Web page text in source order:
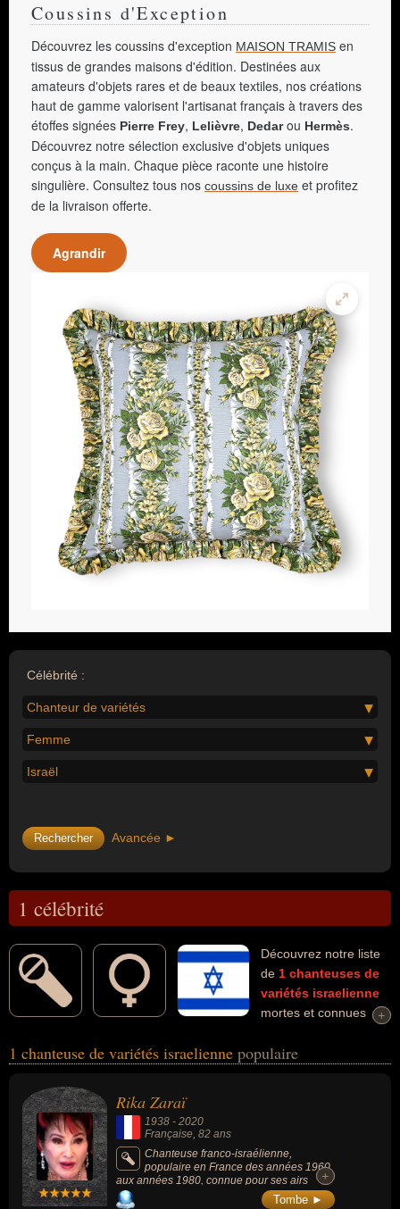
Coussins d'Exception
Découvrez les coussins d'exception MAISON TRAMIS en
tissus de grandes maisons d'édition. Destinées aux
amateurs d'objets rares et de beaux textiles, nos créations
haut de gamme valorisent l'artisanat français à travers des
étoffes signées Pierre Frey, Lelièvre, Dedarou Hermès.
Découvrez notre sélection exclusive d'objets uniques
conçus à la main. Chaque pièce raconte une histoire
singulière. Consultez tous nos coussins de luxe et profitez
de la livraison offerte.
Agrandir
Célébrité :
Chanteur de variétés
Femme
Israël
Avancée ►
1 célébrité
Découvrez notre liste
de 1 chanteuses de
variétés israelienne
mortes et connues
féminin) peuvent avoir des liens variés dans les domaines de l'art,
avoir été artiste, chanteuse ou musicienne. En ce qui concerne
leurs nationalités au moment de leurs morts, ils peuvent avoir été
française par exemple.
+
+
1 chanteuse de variétés israelienne populaire
Rika Zaraï
1938 - 2020
Française, 82 ans
Chanteuse franco-israélienne,
populaire en France des années 1960
aux années 1980, connue pour ses airs
enjoués, elle avait aussi publié plusieurs
+
+
Tombe ►